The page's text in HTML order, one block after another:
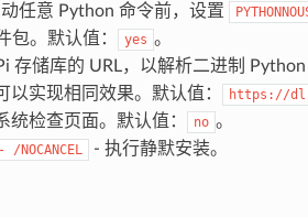
任意 Python 命令前，设置
包。默认值：
yes 。
存储库的 URL，以解析二进制
以实现相同效果。默认值： https://
统检查页面。默认值： no 。
/NOCANCEL - 执行静默安装。